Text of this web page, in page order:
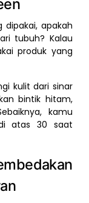
dipakai, apakah
tubuh? Kalau
produk yang
kulit dari sinar
bintik hitam,
kamu
atas 30 saat